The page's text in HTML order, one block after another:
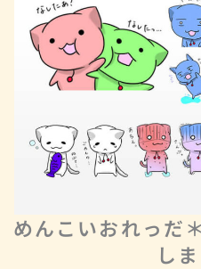
めんこいおれっだ
し